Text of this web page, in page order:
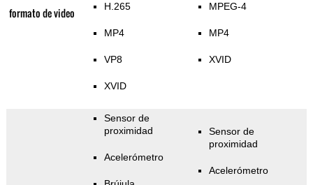
formato de video H.265
MP4
VP8
XVID
MPEG-4
MP4
XVID
Sensor de
proximidad
Acelerómetro
Sensor de
proximidad
Acelerómetro